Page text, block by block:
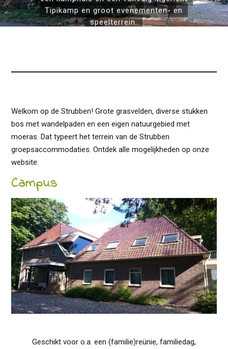
Tipikamp en groot evenementen- en
speelterrein.
Welkom op de Strubben! Grote grasvelden, diverse stukken
bos met wandelpaden en een eigen natuurgebied met
moeras. Dat typeert het terrein van de Strubben
groepsaccommodaties. Ontdek alle mogelijkheden op onze
website.
Campus
Geschikt voor o.a. een (familie)reünie, familiedag,